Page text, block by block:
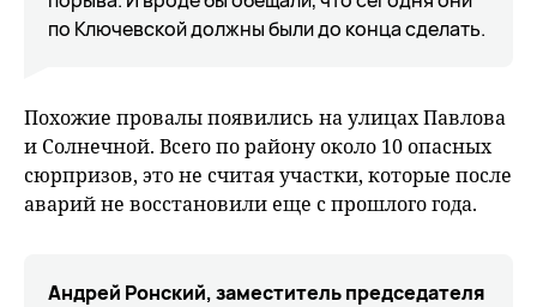
по Ключевской должны были до конца сделать.
Похожие провалы появились на улицах Павлова
и Солнечной. Всего по району около 10 опасных
сюрпризов, это не считая участки, которые после
аварий не восстановили еще с прошлого года.
Андрей Ронский, заместитель председателя